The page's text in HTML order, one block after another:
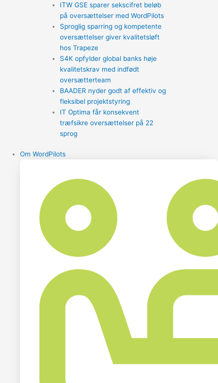
ITW GSE sparer sekscifret beløb
på oversættelser med WordPilots
Sproglig sparring og kompetente
oversættelser giver kvalitetsløft
hos Trapeze
S4K opfylder global banks høje
kvalitetskrav med indfødt
oversætterteam
BAADER nyder godt af effektiv og
fleksibel projektstyring
IT Optima får konsekvent
træfsikre oversættelser på 22
sprog
Om WordPilots